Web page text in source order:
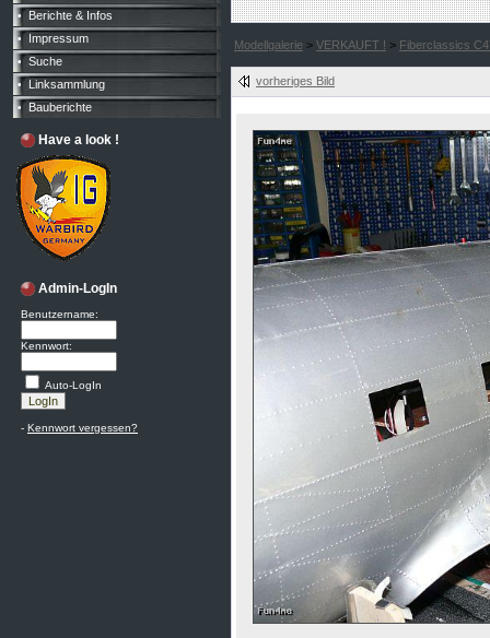
• Berichte & Infos
• Impressum
• Suche
• Linksammlung
• Bauberichte
Have a look !
Admin-LogIn
Benutzername:
Kennwort:
Auto-LogIn
- Kennwort vergessen?
Modellgalerie > VERKAUFT ! > Fiberclassics
vorheriges Bild